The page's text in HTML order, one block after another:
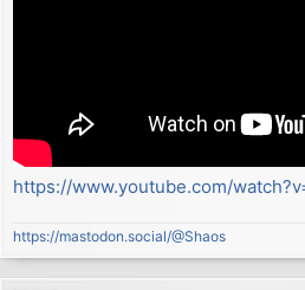
https://www.youtube.com/
https://mastodon.social/@Shaos